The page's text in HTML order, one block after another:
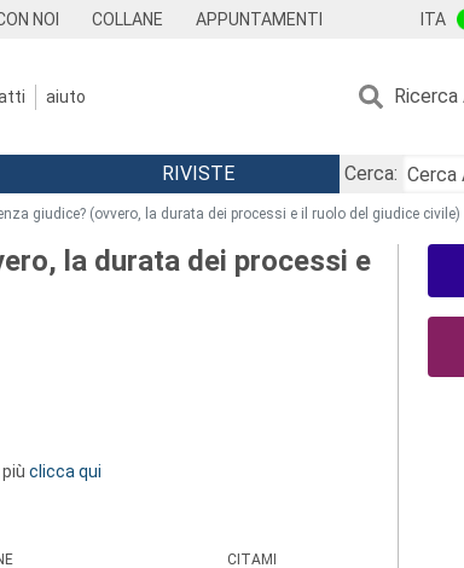
NOI COLLANE APPUNTAMENTI ITA
aiuto Ricerca
RIVISTE
Cerca:
giudice? (ovvero, la durata dei processi e il ruolo del giudice civile)
la durata dei processi e
clicca qui
CITAMI